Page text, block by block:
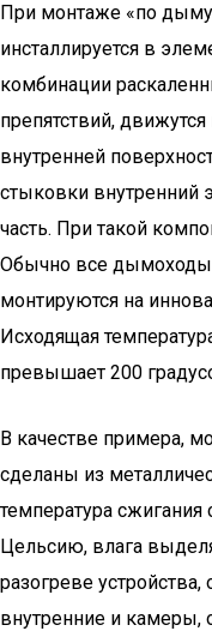
При монтаже «по
инсталлируется в
комбинации
препятствий,
внутренней
стыковки внутренний
часть. При такой
Обычно все дымоходы
монтируются на
Исходящая
превышает 200
В качестве примера,
сделаны из
температура сжигания
Цельсию, влага
разогреве устройства,
внутренние и камеры,